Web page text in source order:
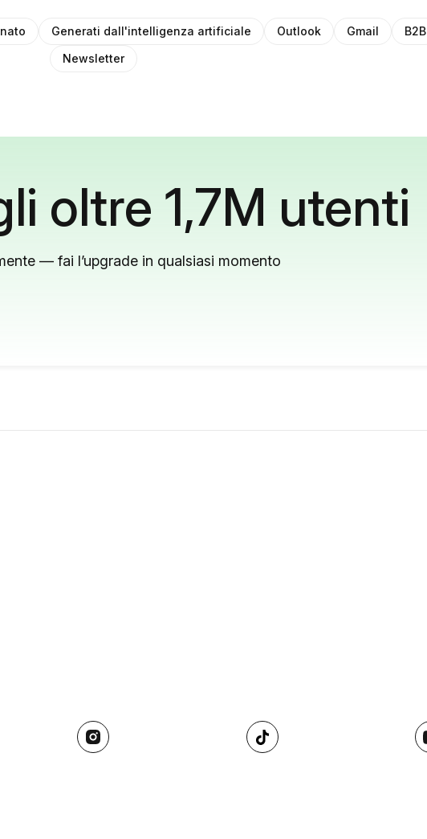
Generati dall'intelligenza artificiale Outlook Gmail B2B
Newsletter
oltre 1,7M utenti
— fai l’upgrade in qualsiasi momento